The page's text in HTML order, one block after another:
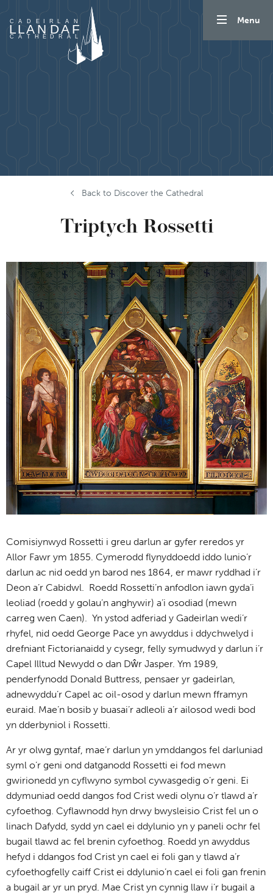
Mynd i'r cynnwys
Menu
Back to Discover the Cathedral
Triptych Rossetti
Comisiynwyd Rossetti i greu darlun ar gyfer reredos yr
Allor Fawr ym 1855. Cymerodd flynyddoedd iddo lunio’r
darlun ac nid oedd yn barod nes 1864, er mawr ryddhad i’r
Deon a’r Cabidwl. Roedd Rossetti’n anfodlon iawn gyda’i
leoliad (roedd y golau’n anghywir) a’i osodiad (mewn
carreg wen Caen). Yn ystod adferiad y Gadeirlan wedi’r
rhyfel, nid oedd George Pace yn awyddus i ddychwelyd i
drefniant Fictorianaidd y cysegr, felly symudwyd y darlun i’r
Capel Illtud Newydd o dan Dŵr Jasper. Ym 1989,
penderfynodd Donald Buttress, pensaer yr gadeirlan,
adnewyddu’r Capel ac oil-osod y darlun mewn fframyn
euraid. Mae’n bosib y buasai’r adleoli a’r ailosod wedi bod
yn dderbyniol i Rossetti.
Ar yr olwg gyntaf, mae’r darlun yn ymddangos fel darluniad
syml o’r geni ond datganodd Rossetti ei fod mewn
gwirionedd yn cyflwyno symbol cywasgedig o’r geni. Ei
ddymuniad oedd dangos fod Crist wedi olynu o’r tlawd a’r
cyfoethog. Cyflawnodd hyn drwy bwysleisio Crist fel un o
linach Dafydd, sydd yn cael ei ddylunio yn y paneli ochr fel
bugail tlawd ac fel brenin cyfoethog. Roedd yn awyddus
hefyd i ddangos fod Crist yn cael ei foli gan y tlawd a’r
cyfoethogfelly caiff Crist ei ddylunio’n cael ei foli gan frenin
a bugail ar yr un pryd. Mae Crist yn cynnig llaw i’r bugail a